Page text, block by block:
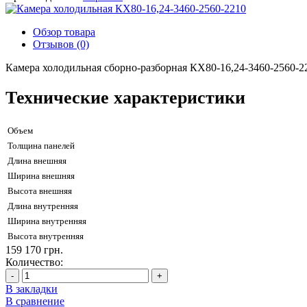
Обзор товара
Отзывов (0)
Камера холодильная сборно-разборная КХ80-16,24-3460-2560-
Технические характеристики
Объем
Толщина панелей
Длина внешняя
Ширина внешняя
Высота внешняя
Длина внутренняя
Ширина внутренняя
Высота внутренняя
159 170 грн.
Количество:
- +
В закладки
В сравнение